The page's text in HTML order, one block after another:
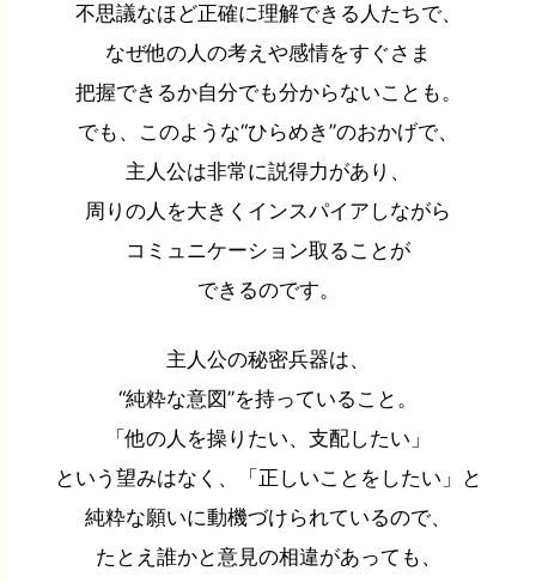
不思議なほど正確に理解できる人たちで、
なぜ他の人の考えや感情をすぐさま
把握できるか自分でも分からないことも。
でも、このような“ひらめき”のおかげで、
主人公は非常に説得力があり、
周りの人を大きくインスパイアしながら
コミュニケーション取ることが
できるのです。
主人公の秘密兵器は、
“純粋な意図”を持っていること。
「他の人を操りたい、支配したい」
という望みはなく、「正しいことをしたい」と
純粋な願いに動機づけられているので、
たとえ誰かと意見の相違があっても、